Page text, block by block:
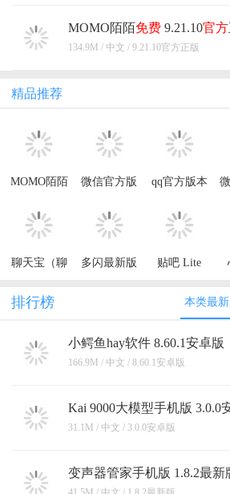
MOMO陌陌免费 9.21.10官方
134.9M / 中文 / 9.21.10官方正版
精品推荐
MOMO陌陌
微信官方版 qq官方版本
聊天宝（聊
多闪最新版 贴吧 Lite
排行榜 本类最新
小鳄鱼hay软件 8.60.1安卓版
166.9M / 中文 / 8.60.1安卓版
Kai 9000大模型手机版 3.0.0
31.1M / 中文 / 3.0.0安卓版
变声器管家手机版 1.8.2最新